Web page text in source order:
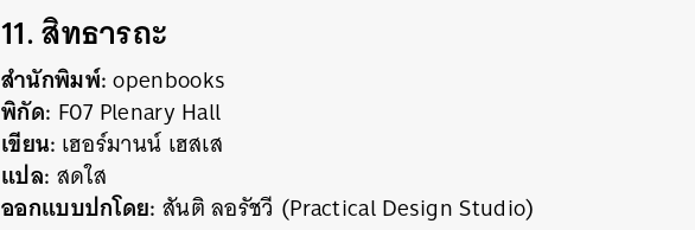
11. สิทธารถะ
สำนักพิมพ์:openbooks
พิกัด: F07 Plenary Hall
เขียน: เฮอร์มานน์ เฮสเส
แปล: สดใส
ออกแบบปกโดย: สันติ ลอรัชวี (Practical Design Studio)